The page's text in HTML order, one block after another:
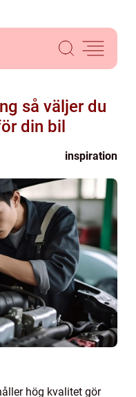
så väljer du
din bil
inspiration
hög kvalitet gör